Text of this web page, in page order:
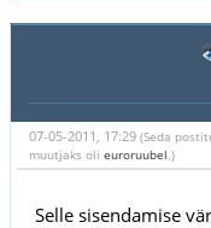
07-05-2011, 17:29 (Seda
muutjaks oli euroruubel .)
Selle sisendamise